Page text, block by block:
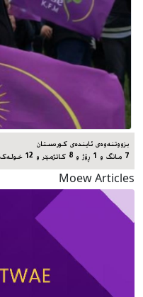
بزووتنەوەی ئایندەی کوردستان
7 مانگ و 1 ڕۆژ و 8 کاتژمێر و 12 خوله‌ک له‌مه‌وپێش‌
Moew Articles